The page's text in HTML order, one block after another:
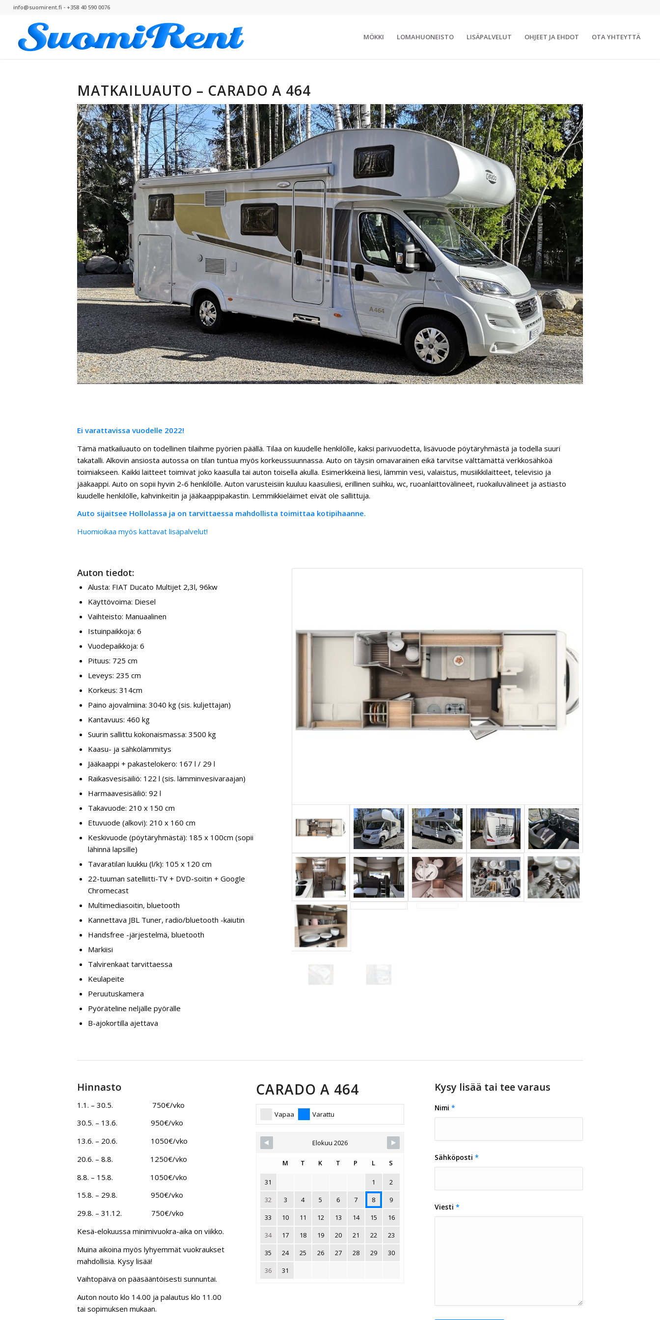
info@suomirent.fi - +358 40 590 0076
MÖKKI LOMAHUONEISTO LISÄPALVELUT OHJEET JA EHDOT OTA YHTEYTTÄ
MATKAILUAUTO – CARADO A 464
Ei varattavissa vuodelle 2022!
Tämä matkailuauto on todellinen tilaihme pyörien päällä. Tilaa on kuudelle henkilölle, kaksi parivuodetta, lisävuode pöytäryhmästä ja todella suuri
takatalli. Alkovin ansiosta autossa on tilan tuntua myös korkeussuunnassa. Auto on täysin omavarainen eikä tarvitse välttämättä verkkosähköä
toimiakseen. Kaikki laitteet toimivat joko kaasulla tai auton toisella akulla. Esimerkkeinä liesi, lämmin vesi, valaistus, musiikkilaitteet, televisio ja
jääkaappi. Auto on sopii hyvin 2-6 henkilölle. Auton varusteisiin kuuluu kaasuliesi, erillinen suihku, wc, ruoanlaittovälineet, ruokailuvälineet ja astiasto
kuudelle henkilölle, kahvinkeitin ja jääkaappipakastin. Lemmikkieläimet eivät ole sallittuja.
Auto sijaitsee Hollolassa ja on tarvittaessa mahdollista toimittaa kotipihaanne.
Huomioikaa myös kattavat lisäpalvelut!
Auton tiedot:
Alusta: FIAT Ducato Multijet 2,3l, 96kw
Käyttövoima: Diesel
Vaihteisto: Manuaalinen
Istuinpaikkoja: 6
Vuodepaikkoja: 6
Pituus: 725 cm
Leveys: 235 cm
Korkeus: 314cm
Paino ajovalmiina: 3040 kg (sis. kuljettajan)
Kantavuus: 460 kg
Suurin sallittu kokonaismassa: 3500 kg
Kaasu- ja sähkölämmitys
Jääkaappi + pakastelokero: 167 l / 29 l
Raikasvesisäiliö: 122 l (sis. lämminvesivaraajan)
Harmaavesisäiliö: 92 l
Takavuode: 210 x 150 cm
Etuvuode (alkovi): 210 x 160 cm
Keskivuode (pöytäryhmästä): 185 x 100cm (sopii
lähinnä lapsille)
Tavaratilan luukku (l/k): 105 x 120 cm
22-tuuman satelliitti-TV + DVD-soitin + Google
Chromecast
Multimediasoitin, bluetooth
Kannettava JBL Tuner, radio/bluetooth -kaiutin
Handsfree -järjestelmä, bluetooth
Markiisi
Talvirenkaat tarvittaessa
Keulapeite
Peruutuskamera
Pyöräteline neljälle pyörälle
B-ajokortilla ajettava
Hinnasto
1.1. – 30.5. 750€/vko
30.5. – 13.6. 950€/vko
13.6. – 20.6. 1050€/vko
20.6. – 8.8. 1250€/vko
8.8. – 15.8. 1050€/vko
15.8. – 29.8. 950€/vko
29.8. – 31.12. 750€/vko
Kesä-elokuussa minimivuokra-aika on viikko.
Muina aikoina myös lyhyemmät vuokraukset
mahdollisia. Kysy lisää!
Vaihtopäivä on pääsääntöisesti sunnuntai.
Auton nouto klo 14.00 ja palautus klo 11.00
tai sopimuksen mukaan.
CARADO A 464
Vapaa Varattu
Elokuu 2026
M T K T P L S
31 1
2
32
3 4 5 6 7 8
9
33
10 11 12 13 14 15
16
34
17 18 19 20 21 22
23
35
24 25 26 27 28 29
30
36
31
Kysy lisää tai tee varaus
Nimi *
Sähköposti *
Viesti *